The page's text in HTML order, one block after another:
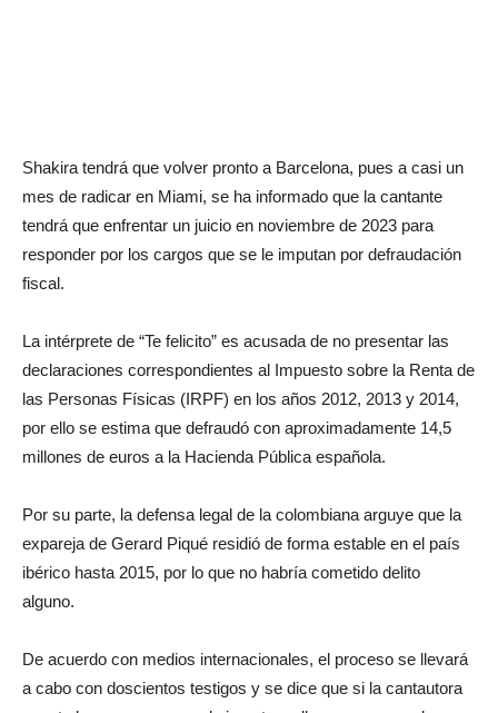
Shakira tendrá que volver pronto a Barcelona, pues a casi un
mes de radicar en Miami, se ha informado que la cantante
tendrá que enfrentar un juicio en noviembre de 2023 para
responder por los cargos que se le imputan por defraudación
fiscal.
La intérprete de “Te felicito” es acusada de no presentar las
declaraciones correspondientes al Impuesto sobre la Renta de
las Personas Físicas (IRPF) en los años 2012, 2013 y 2014,
por ello se estima que defraudó con aproximadamente 14,5
millones de euros a la Hacienda Pública española.
Por su parte, la defensa legal de la colombiana arguye que la
expareja de Gerard Piqué residió de forma estable en el país
ibérico hasta 2015, por lo que no habría cometido delito
alguno.
De acuerdo con medios internacionales, el proceso se llevará
a cabo con doscientos testigos y se dice que si la cantautora